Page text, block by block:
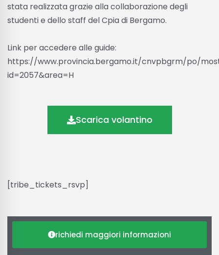
stata realizzata grazie alla collaborazione degli
studenti e dello staff del Cpia di Bergamo.
Link per accedere alle guide:
https://www.provincia.bergamo.it/cnvpbgrm/po/
id=2057&area=H
Scarica volantino
[tribe_tickets_rsvp]
richiedi maggiori informazioni